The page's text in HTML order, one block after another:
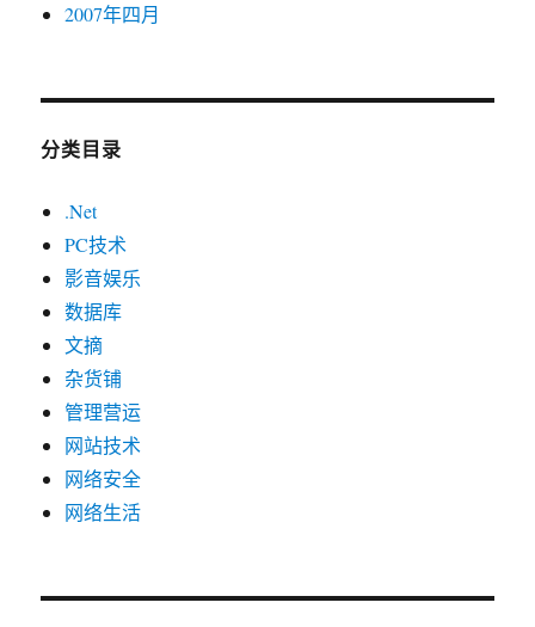
2007年四月
分类目录
.Net
PC技术
影音娱乐
数据库
文摘
杂货铺
管理营运
网站技术
网络安全
网络生活